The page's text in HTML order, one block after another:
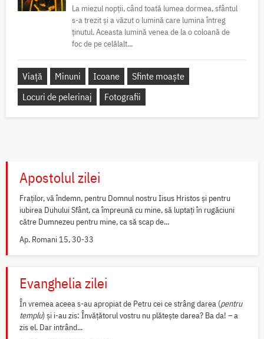
La miezul nopții, când toată lumea dormea, sfântul
s-a trezit și a văzut o lumină care lumina întreg
ținutul. Aceasta lumină venea de la o coloană de
foc de pe celălalt...
Viață Minuni Icoane
Sfinte moaște
Locuri de pelerinaj
Fotografii
Apostolul zilei
Fraților, vă îndemn, pentru Domnul nostru Iisus Hristos și pentru
iubirea Duhului Sfânt, ca împreună cu mine, să luptați în rugăciuni
către Dumnezeu pentru mine, ca să scap de...
Ap. Romani 15, 30-33
Evanghelia zilei
În vremea aceea s-au apropiat de Petru cei ce strâng darea (pentru
templu) și i-au zis: Învățătorul vostru nu plătește darea? Ba da! – a
zis el. Dar intrând...